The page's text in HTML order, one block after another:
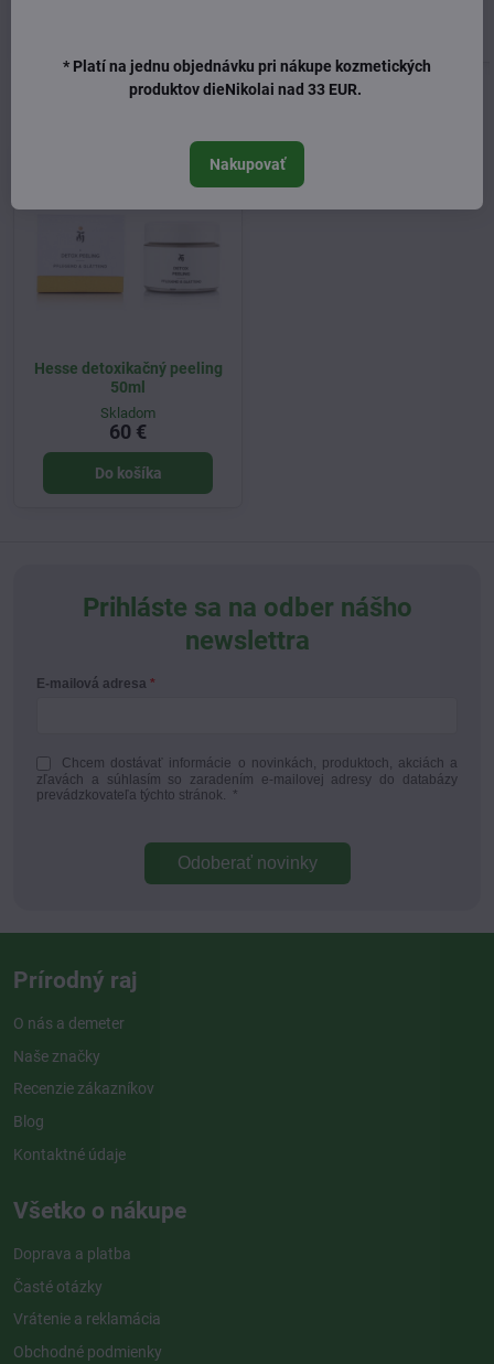
Naposledy ste si prezerali
Hesse detoxikačný peeling
50ml
Skladom
60 €
Do košíka
Prihláste sa na odber nášho
newslettra
E-mailová adresa
Chcem dostávať informácie o novinkách, produktoch, akciách a
zľavách a súhlasím so zaradením e-mailovej adresy do databázy
prevádzkovateľa týchto stránok.
*
Odoberať novinky
Prírodný raj
O nás a demeter
Naše značky
Recenzie zákazníkov
Blog
Kontaktné údaje
Všetko o nákupe
Doprava a platba
Časté otázky
Vrátenie a reklamácia
Obchodné podmienky
* Platí na jednu objednávku pri nákupe kozmetických
produktov dieNikolai nad 33 EUR.
Nakupovať